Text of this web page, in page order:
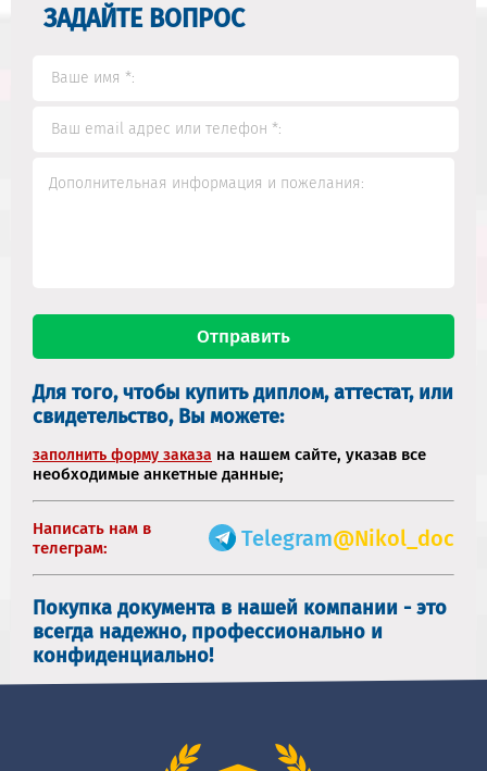
ЗАДАЙТЕ ВОПРОС
Для того, чтобы купить диплом, аттестат, или
свидетельство, Вы можете:
заполнить форму заказа на нашем сайте, указав все
необходимые анкетные данные;
Написать нам в
телеграм:
Telegram@Nikol_doc
Покупка документа в нашей компании - это
всегда надежно, профессионально и
конфиденциально!